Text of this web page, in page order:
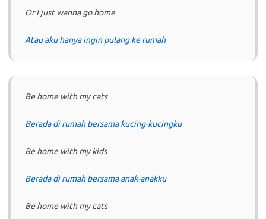
Or I just wanna go home
Atau aku hanya ingin pulang ke rumah
Be home with my cats
Berada di rumah bersama kucing-kucingku
Be home with my kids
Berada di rumah bersama anak-anakku
Be home with my cats